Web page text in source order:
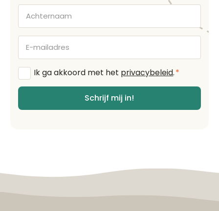
Achternaam
E-
mailadres
Algemene
voorwaarden
Ik ga akkoord met het privacybeleid.*
Schrijf mij in!